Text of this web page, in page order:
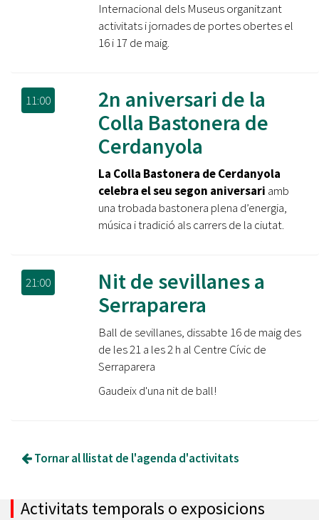
Internacional dels Museus organitzant
activitats i jornades de portes obertes el
16 i 17 de maig.
11:00
2n aniversari de la
Colla Bastonera de
Cerdanyola
La Colla Bastonera de Cerdanyola
celebra el seu segon aniversari amb
una trobada bastonera plena d’energia,
música i tradició als carrers de la ciutat.
21:00
Nit de sevillanes a
Serraparera
Ball de sevillanes, dissabte 16 de maig des
de les 21 a les 2 h al Centre Cívic de
Serraparera
Gaudeix d'una nit de ball!
Tornar al llistat de l'agenda d'activitats
Activitats temporals o exposicions